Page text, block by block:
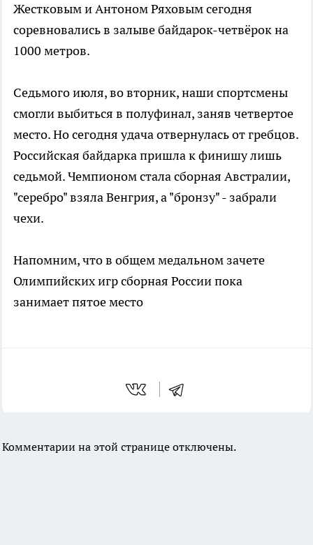
Жестковым и Антоном Ряховым сегодня
соревновались в залыве байдарок-четвёрок на
1000 метров.
Седьмого июля, во вторник, наши спортсмены
смогли выбиться в полуфинал, заняв четвертое
место. Но сегодня удача отвернулась от гребцов.
Российская байдарка пришла к финишу лишь
седьмой. Чемпионом стала сборная Австралии,
"серебро" взяла Венгрия, а "бронзу" - забрали
чехи.
Напомним, что в общем медальном зачете
Олимпийских игр сборная России пока
занимает пятое место
Комментарии на этой странице отключены.